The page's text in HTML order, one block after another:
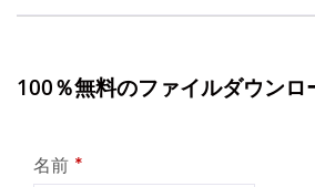
100％無料のファイルダウンロ
名前 *